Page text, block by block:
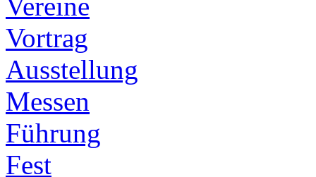
Vortrag
Ausstellung
Messen
Führung
Fest